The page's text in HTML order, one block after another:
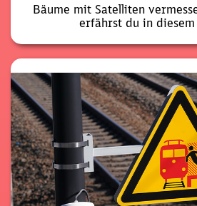
Bäume mit Satelliten
erfährst du in